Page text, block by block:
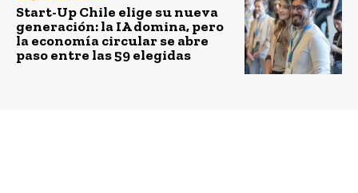
Start-Up Chile elige su nueva
generación: la IA domina, pero
la economía circular se abre
paso entre las 59 elegidas